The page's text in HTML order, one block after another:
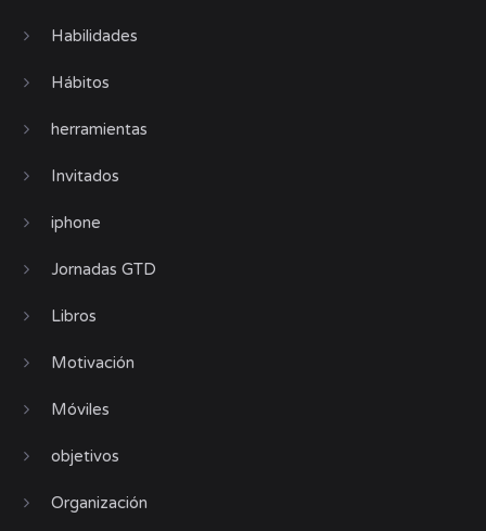
Habilidades
Hábitos
herramientas
Invitados
iphone
Jornadas GTD
Libros
Motivación
Móviles
objetivos
Organización